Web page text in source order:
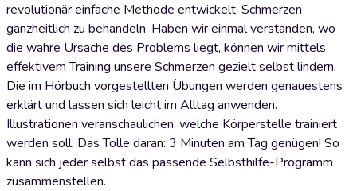
revolutionär einfache Methode entwickelt, Schmerzen
ganzheitlich zu behandeln. Haben wir einmal verstanden, wo
die wahre Ursache des Problems liegt, können wir mittels
effektivem Training unsere Schmerzen gezielt selbst lindern.
Die im Hörbuch vorgestellten Übungen werden genauestens
erklärt und lassen sich leicht im Alltag anwenden.
Illustrationen veranschaulichen, welche Körperstelle trainiert
werden soll. Das Tolle daran: 3 Minuten am Tag genügen! So
kann sich jeder selbst das passende Selbsthilfe-Programm
zusammenstellen.